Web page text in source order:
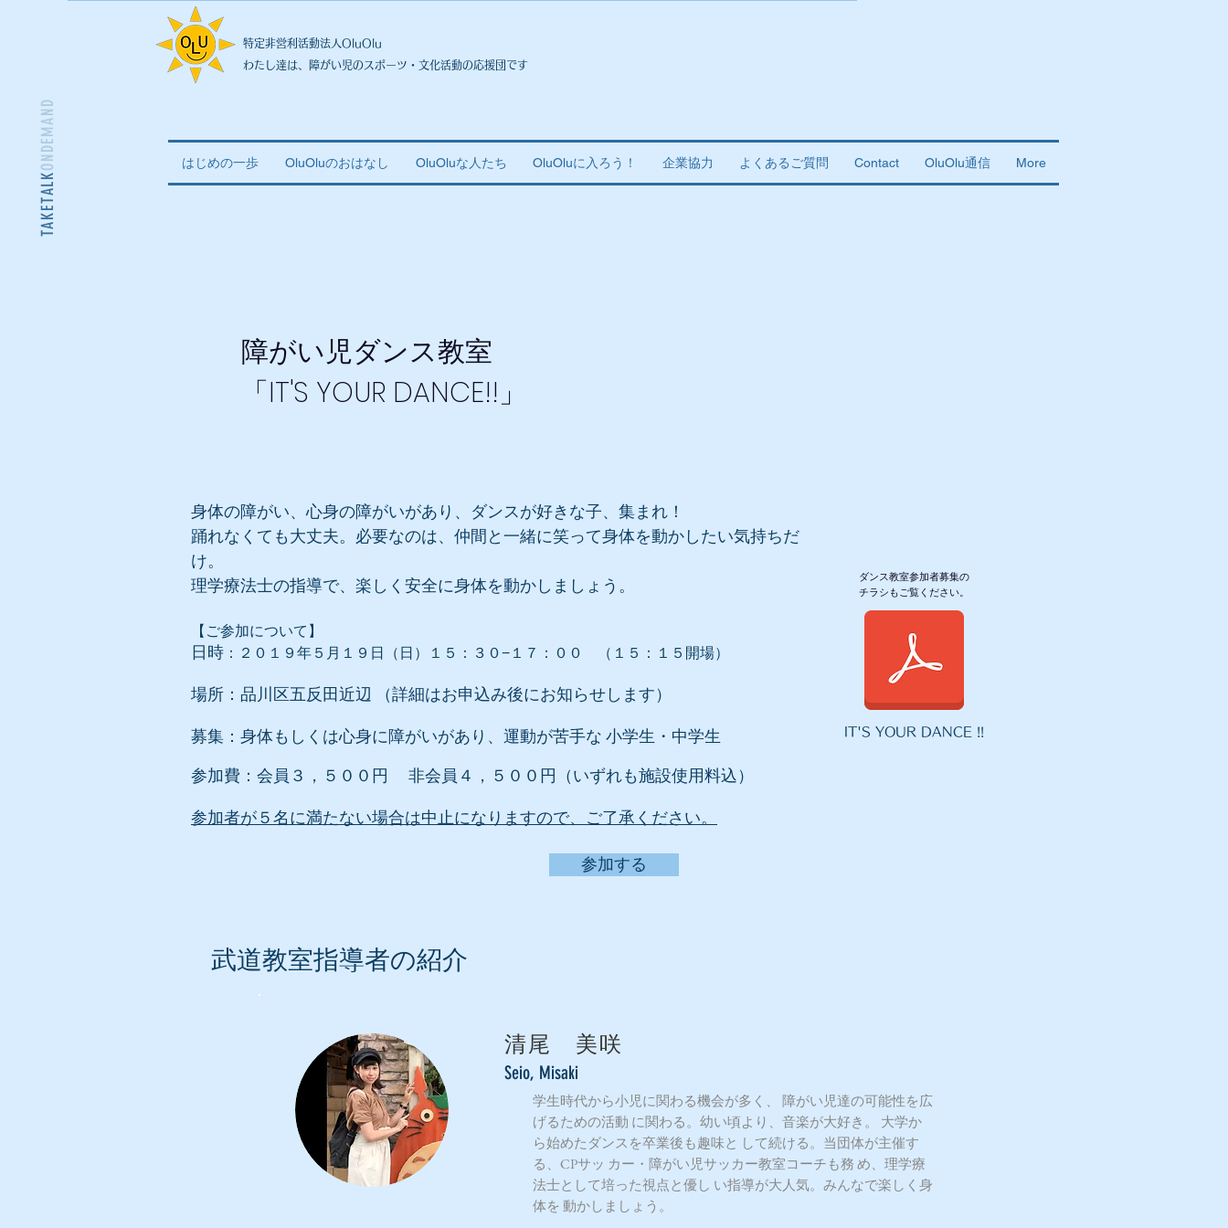
TAKETALK
ONDEMAND
特定非営利活動法人OluOlu
わたし達は、障がい児のスポーツ・文化活動の応援団です
はじめの一歩 OluOluのおはなし OluOluな人たち OluOluに入ろう！ 企業協力 よくあるご質問 Contact OluOlu通信 More
障がい児ダンス教室
「IT'S YOUR DANCE!!」
身体の障がい、心身の障がいがあり、ダンスが好きな子、集まれ！
踊れなくても大丈夫。必要なのは、仲間と一緒に笑って身体を動かしたい気持ちだ
け。
理学療法士の指導で、楽しく安全に身体を動かしましょう。
【ご参加について】
日時 ： ２０１９年５月１９日（日）１５：３０−１７：００ （１５：１５開場）
場所：品川区五反田近辺 （詳細はお申込み後にお知らせします）
募集：身体もしくは心身に障がいがあり、運動が苦手な 小学生・中学生
参加費：会員３，５００円 非会員４，５００円（いずれも施設使用料込）
参加者が５名に満たない場合は中止になりますので、ご了承ください。
IT'S YOUR DANCE !!
​ダンス教室参加者募集の
チラシもご覧ください。
参加する
​武道教室指導者の紹介
清尾 美咲
Seio, Misaki
学生時代から小児に関わる機会が多く、 障がい児達の可能性を広
げるための活動 に関わる。幼い頃より、音楽が大好き。 大学か
ら始めたダンスを卒業後も趣味と して続ける。当団体が主催す
る、CPサッ カー・障がい児サッカー教室コーチも務 め、理学療
法士として培った視点と優し い指導が大人気。みんなで楽しく身
体を 動かしましょう。